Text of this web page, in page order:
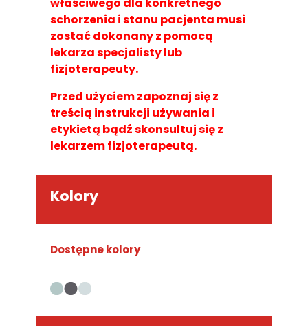
właściwego dla konkretnego
schorzenia i stanu pacjenta musi
zostać dokonany z pomocą
lekarza specjalisty lub
fizjoterapeuty.
Przed użyciem zapoznaj się z
treścią instrukcji używania i
etykietą bądź skonsultuj się z
lekarzem fizjoterapeutą.
Kolory
Dostępne kolory